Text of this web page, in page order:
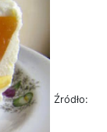
Źródło: